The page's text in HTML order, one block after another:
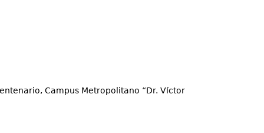
Campus Metropolitano “Dr. Víctor